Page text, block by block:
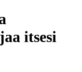
itsesi